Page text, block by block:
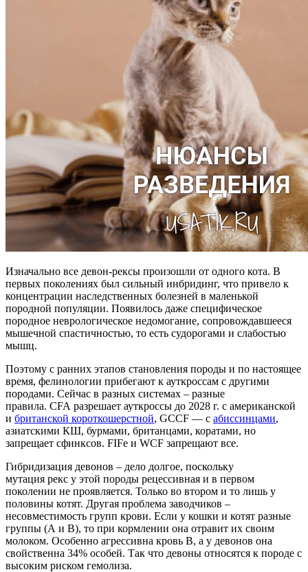
Изначально все девон-рексы произошли от одного кота. В
первых поколениях был сильный инбридинг, что привело к
концентрации наследственных болезней в маленькой
породной популяции. Появилось даже специфическое
породное неврологическое недомогание, сопровождавшееся
мышечной спастичностью, то есть судорогами и слабостью
мышц.
Поэтому с ранних этапов становления породы и по настоящее
время, фелинологии прибегают к ауткроссам с другими
породами. Сейчас в разных системах – разные
правила. CFA разрешает ауткроссы до 2028 г. с американской
и британской короткошерстной, GCCF — с абиссинцами,
азиатскими КШ, бурмами, британцами, коратами, но
запрещает сфинксов. FIFe и WCF запрещают все.
Гибридизация девонов – дело долгое, поскольку
мутация рекс у этой породы рецессивная и в первом
поколении не проявляется. Только во втором и то лишь у
половины котят. Другая проблема заводчиков –
несовместимость групп крови. Если у кошки и котят разные
группы (А и В), то при кормлении она отравит их своим
молоком. Особенно агрессивна кровь В, а у девонов она
свойственна 34% особей. Так что девоны относятся к породе с
высоким риском гемолиза.